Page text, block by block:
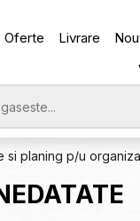
Oferte Livrare
si planing p/u